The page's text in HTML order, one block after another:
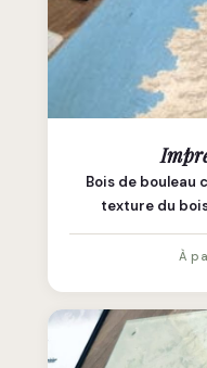
Bois de bouleau
texture du
À